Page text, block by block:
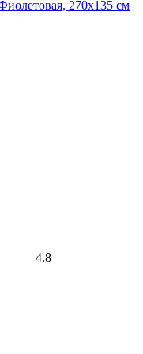
270х135 см
4.8